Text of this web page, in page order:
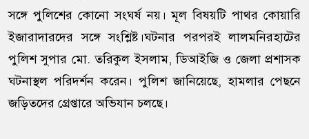
সঙ্গে পুলিশের কোনো সংঘর্ষ নয়। মূল বিষয়টি পাথর কোয়ারি
ইজারাদারদের সঙ্গে সংশ্লিষ্ট।ঘটনার পরপরই লালমনিরহাটের
পুলিশ সুপার মো. তরিকুল ইসলাম, ডিআইজি ও জেলা প্রশাসক
ঘটনাস্থল পরিদর্শন করেন। পুলিশ জানিয়েছে, হামলার পেছনে
জড়িতদের গ্রেপ্তারে অভিযান চলছে।